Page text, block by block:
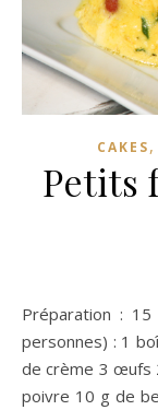
CAKES,
Petits
Préparation : 15 min | Cuisson : 25 min Ingrédients (4
personnes) : 1
de crème 3 œufs
poivre 10 g de